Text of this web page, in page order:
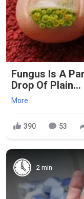
Fungus Is A
Drop Of Plain...
More
390 53
2 min